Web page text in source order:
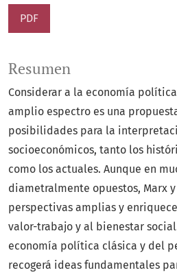
PDF
Resumen
Considerar a la economía
amplio espectro es una
posibilidades para la
socioeconómicos, tanto los
como los actuales. Aunque en
diametralmente opuestos, Marx
perspectivas amplias y
valor-trabajo y al bienestar
economía política clásica y del
recogerá ideas fundamentales